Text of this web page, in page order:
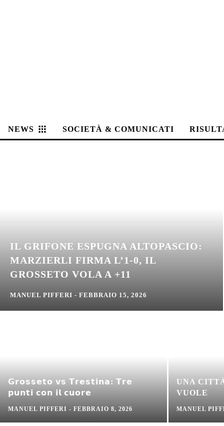
NEWS SOCIETÀ & COMUNICATI
IL GRIFONE ESPUGNA ALTOPASCIO:
MARZIERLI FIRMA L’1-0, IL
GROSSETO VOLA A +11
MANUEL PIFFERI - FEBBRAIO 15, 2026
𝗚𝗿𝗼𝘀𝘀𝗲𝘁𝗼 𝘃𝘀 𝗧𝗿𝗲𝘀𝘁𝗶𝗻𝗮: 𝗧𝗿𝗲
𝗽𝘂𝗻𝘁𝗶 𝗰𝗼𝗻 𝗶𝗹 𝗰𝘂𝗼𝗿𝗲
MANUEL PIFFERI - FEBBRAIO 8, 2026
UNA
VUOLE
MANUEL